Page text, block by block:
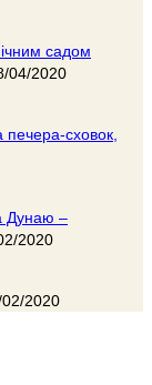
садом
04/2020
печера-сховок,
Дунаю –
2020
2020